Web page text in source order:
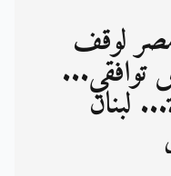
لوقف
توافقي...
لبنان